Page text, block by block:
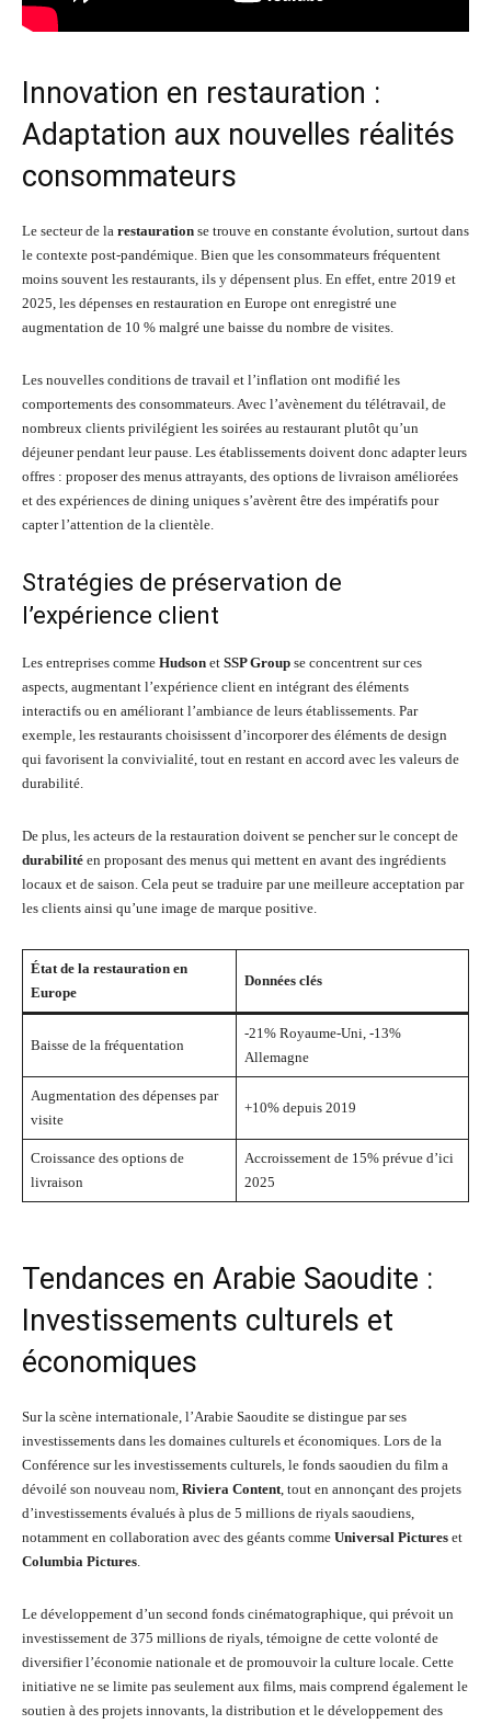
Innovation en restauration :
Adaptation aux nouvelles réalités
consommateurs
Le secteur de la restauration se trouve en constante évolution, surtout dans
le contexte post-pandémique. Bien que les consommateurs fréquentent
moins souvent les restaurants, ils y dépensent plus. En effet, entre 2019 et
2025, les dépenses en restauration en Europe ont enregistré une
augmentation de 10 % malgré une baisse du nombre de visites.
Les nouvelles conditions de travail et l’inflation ont modifié les
comportements des consommateurs. Avec l’avènement du télétravail, de
nombreux clients privilégient les soirées au restaurant plutôt qu’un
déjeuner pendant leur pause. Les établissements doivent donc adapter leurs
offres : proposer des menus attrayants, des options de livraison améliorées
et des expériences de dining uniques s’avèrent être des impératifs pour
capter l’attention de la clientèle.
Stratégies de préservation de
l’expérience client
Les entreprises comme Hudson et SSP Group se concentrent sur ces
aspects, augmentant l’expérience client en intégrant des éléments
interactifs ou en améliorant l’ambiance de leurs établissements. Par
exemple, les restaurants choisissent d’incorporer des éléments de design
qui favorisent la convivialité, tout en restant en accord avec les valeurs de
durabilité.
De plus, les acteurs de la restauration doivent se pencher sur le concept de
durabilité en proposant des menus qui mettent en avant des ingrédients
locaux et de saison. Cela peut se traduire par une meilleure acceptation par
les clients ainsi qu’une image de marque positive.
État de la restauration en
Europe
Données clés
Baisse de la fréquentation
-21% Royaume-Uni, -13%
Allemagne
Augmentation des dépenses par
visite
+10% depuis 2019
Croissance des options de
livraison
Accroissement de 15% prévue d’ici
2025
Tendances en Arabie Saoudite :
Investissements culturels et
économiques
Sur la scène internationale, l’Arabie Saoudite se distingue par ses
investissements dans les domaines culturels et économiques. Lors de la
Conférence sur les investissements culturels, le fonds saoudien du film a
dévoilé son nouveau nom, Riviera Content, tout en annonçant des projets
d’investissements évalués à plus de 5 millions de riyals saoudiens,
notamment en collaboration avec des géants comme Universal Pictures et
Columbia Pictures.
Le développement d’un second fonds cinématographique, qui prévoit un
investissement de 375 millions de riyals, témoigne de cette volonté de
diversifier l’économie nationale et de promouvoir la culture locale. Cette
initiative ne se limite pas seulement aux films, mais comprend également le
soutien à des projets innovants, la distribution et le développement des